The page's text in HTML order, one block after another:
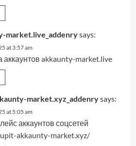
market.live_addenrysays:
at 3:57 am
аккаунтов akkaunty-market.live
market.xyz_addenrysays:
at 5:05 am
аккаунтов соцсетей
akkaunty-market.xyz/